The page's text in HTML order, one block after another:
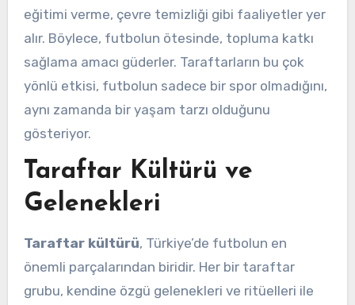
eğitimi verme, çevre temizliği gibi faaliyetler yer
alır. Böylece, futbolun ötesinde, topluma katkı
sağlama amacı güderler. Taraftarların bu çok
yönlü etkisi, futbolun sadece bir spor olmadığını,
aynı zamanda bir yaşam tarzı olduğunu
gösteriyor.
Taraftar Kültürü ve
Gelenekleri
Taraftar kültürü, Türkiye’de futbolun en
önemli parçalarından biridir. Her bir taraftar
grubu, kendine özgü gelenekleri ve ritüelleri ile